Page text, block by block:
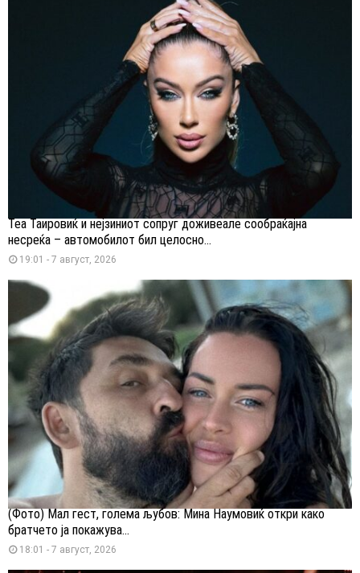
Теа Таировиќ и нејзиниот сопруг доживеале сообраќајна
несреќа – автомобилот бил целосно...
19:01 - 7 август, 2026
(Фото) Мал гест, голема љубов: Мина Наумовиќ откри како
братчето ја покажува...
18:01 - 7 август, 2026